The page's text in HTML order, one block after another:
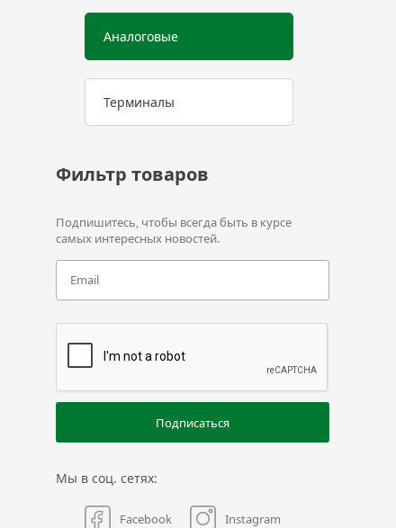
Аналоговые
Терминалы
Фильтр товаров
Подпишитесь, чтобы всегда быть в курсе
самых интересных новостей.
Подписаться
Мы в соц. сетях:
Facebook Instagram